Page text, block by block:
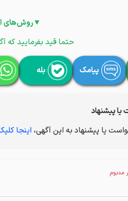
▼روش‌های
حتما قید بفرمایید که
پیامک بله
پیشنهاد
یا پیشنهاد به این آگهی، اینجا
مدبوم